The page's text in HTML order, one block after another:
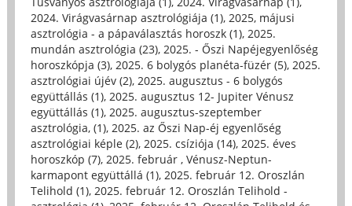
2024. Virágvasárnap asztrológiája (1), 2025, májusi
asztrológia - a pápaválasztás horoszk (1), 2025.
mundán asztrológia (23), 2025. - Őszi Napéjegyenlőség
horoszkópja (3), 2025. 6 bolygós planéta-füzér (5), 2025.
asztrológiai újév (2), 2025. augusztus - 6 bolygós
együttállás (1), 2025. augusztus 12- Jupiter Vénusz
együttállás (1), 2025. augusztus-szeptember
asztrológia, (1), 2025. az Őszi Nap-éj egyenlőség
asztrológiai képle (2), 2025. csíziója (14), 2025. éves
horoszkóp (7), 2025. február , Vénusz-Neptun-
karmapont együttállá (1), 2025. február 12. Oroszlán
Telihold (1), 2025. február 12. Oroszlán Telihold -